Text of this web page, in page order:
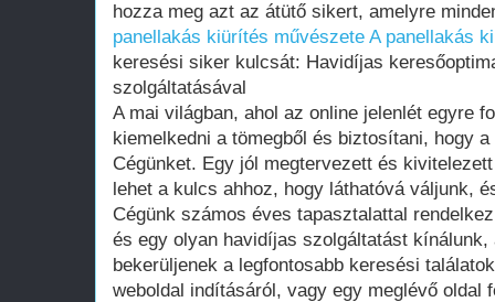
hozza meg azt az átütő sikert, amelyre
panellakás kiürítés művészete A panellakás
keresési siker kulcsát: Havidíjas
szolgáltatásával
A mai világban, ahol az online jelenlét egyre
kiemelkedni a tömegből és biztosítani, hogy
Cégünket. Egy jól megtervezett és
lehet a kulcs ahhoz, hogy láthatóvá váljunk,
Cégünk számos éves tapasztalattal
és egy olyan havidíjas szolgáltatást
bekerüljenek a legfontosabb keresési
weboldal indításáról, vagy egy meglévő oldal